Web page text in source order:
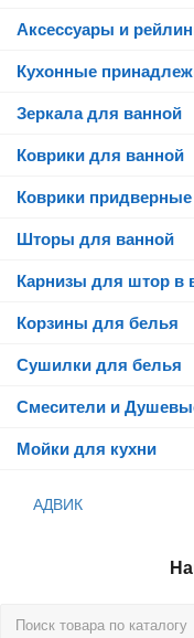
Аксессуары и
Кухонные
Зеркала для ванной
Коврики для ванной
Коврики придверные
Шторы для ванной
Карнизы для штор в
Корзины для белья
Сушилки для белья
Смесители и
Мойки для кухни
АДВИК